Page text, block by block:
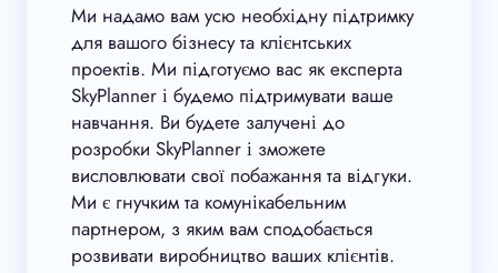
Ми надамо вам усю необхідну підтримку
для вашого бізнесу та клієнтських
проектів. Ми підготуємо вас як експерта
SkyPlanner і будемо підтримувати ваше
навчання. Ви будете залучені до
розробки SkyPlanner і зможете
висловлювати свої побажання та відгуки.
Ми є гнучким та комунікабельним
партнером, з яким вам сподобається
розвивати виробництво ваших клієнтів.